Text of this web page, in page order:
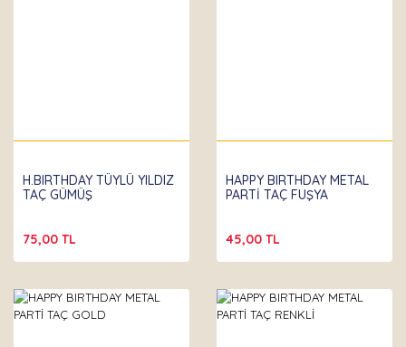
H.BIRTHDAY TÜYLÜ YILDIZ
TAÇ GÜMÜŞ
75,00 TL
HAPPY BIRTHDAY METAL
PARTİ TAÇ FUŞYA
45,00 TL